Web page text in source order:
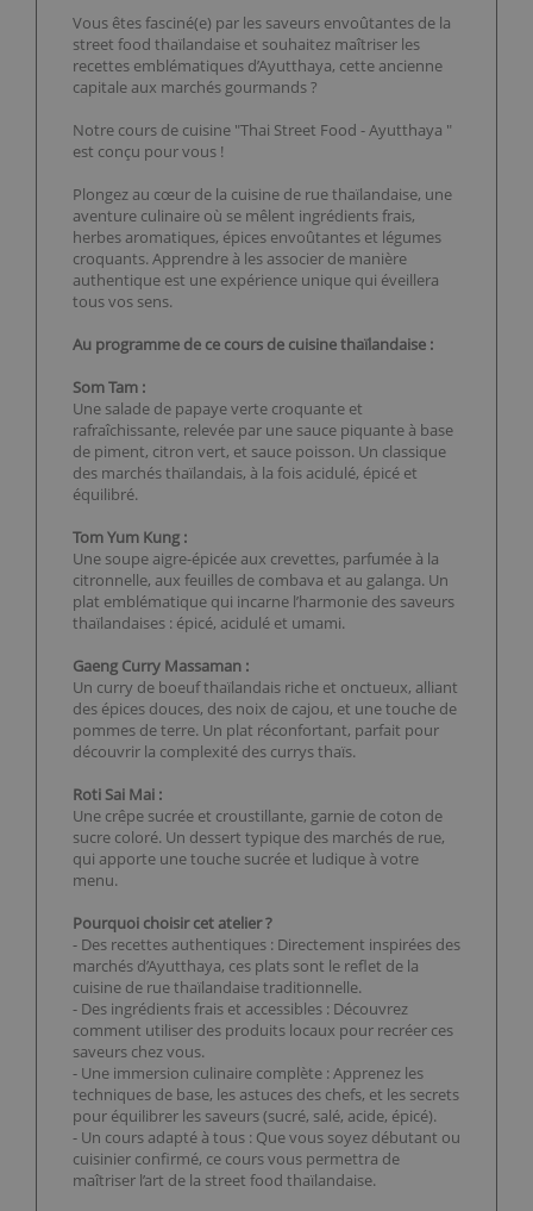
Vous êtes fasciné(e) par les saveurs envoûtantes de la
street food thaïlandaise et souhaitez maîtriser les
recettes emblématiques d’Ayutthaya, cette ancienne
capitale aux marchés gourmands ?
Notre cours de cuisine "Thai Street Food - Ayutthaya "
est conçu pour vous !
Plongez au cœur de la cuisine de rue thaïlandaise, une
aventure culinaire où se mêlent ingrédients frais,
herbes aromatiques, épices envoûtantes et légumes
croquants. Apprendre à les associer de manière
authentique est une expérience unique qui éveillera
tous vos sens.
Au programme de ce cours de cuisine thaïlandaise :
Som Tam :
Une salade de papaye verte croquante et
rafraîchissante, relevée par une sauce piquante à base
de piment, citron vert, et sauce poisson. Un classique
des marchés thaïlandais, à la fois acidulé, épicé et
équilibré.
Tom Yum Kung :
Une soupe aigre-épicée aux crevettes, parfumée à la
citronnelle, aux feuilles de combava et au galanga. Un
plat emblématique qui incarne l’harmonie des saveurs
thaïlandaises : épicé, acidulé et umami.
Gaeng Curry Massaman :
Un curry de boeuf thaïlandais riche et onctueux, alliant
des épices douces, des noix de cajou, et une touche de
pommes de terre. Un plat réconfortant, parfait pour
découvrir la complexité des currys thaïs.
Roti Sai Mai :
Une crêpe sucrée et croustillante, garnie de coton de
sucre coloré. Un dessert typique des marchés de rue,
qui apporte une touche sucrée et ludique à votre
menu.
Pourquoi choisir cet atelier ?
- Des recettes authentiques : Directement inspirées des
marchés d’Ayutthaya, ces plats sont le reflet de la
cuisine de rue thaïlandaise traditionnelle.
- Des ingrédients frais et accessibles : Découvrez
comment utiliser des produits locaux pour recréer ces
saveurs chez vous.
- Une immersion culinaire complète : Apprenez les
techniques de base, les astuces des chefs, et les secrets
pour équilibrer les saveurs (sucré, salé, acide, épicé).
- Un cours adapté à tous : Que vous soyez débutant ou
cuisinier confirmé, ce cours vous permettra de
maîtriser l’art de la street food thaïlandaise.